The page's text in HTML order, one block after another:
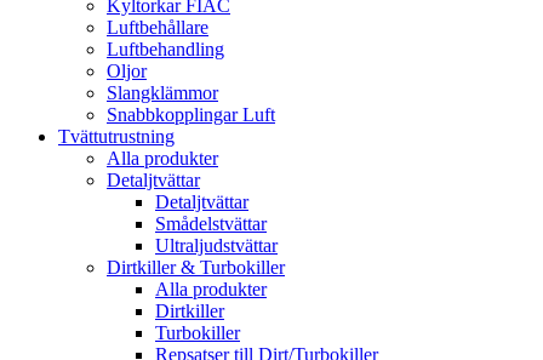
Kyltorkar FIAC
Luftbehållare
Luftbehandling
Oljor
Slangklämmor
Snabbkopplingar Luft
Tvättutrustning
Alla produkter
Detaljtvättar
Detaljtvättar
Smådelstvättar
Ultraljudstvättar
Dirtkiller & Turbokiller
Alla produkter
Dirtkiller
Turbokiller
Repsatser till Dirt/Turbokiller